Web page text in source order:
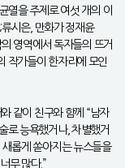
열을 주제로 여섯 개의 이
시은, 만화가 정재윤
영역에서 독자들의 뜨거
작가들이 한자리에 모인
같이 친구와 함께 “남자
로 능욕했거나, 차별했거
롭게 쏟아지는 뉴스들을
무 많다.”